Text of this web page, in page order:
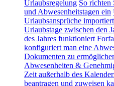
Urlaubsregelung So richten
und Abwesenheitstagen ein
Urlaubsansprüche importiert
Urlaubstage zwischen den
des Jahres funktioniert
konfiguriert man eine
Dokumenten zu
Abwesenheiten &
Zeit außerhalb des
beantragen und zuweisen